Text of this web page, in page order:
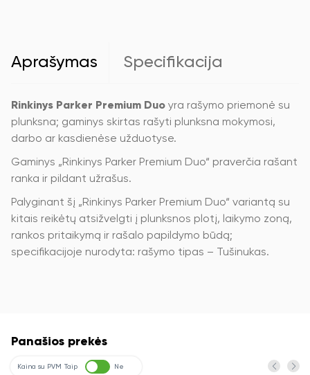
dėklas
Aprašymas Specifikacija
Rinkinys Parker Premium Duo yra rašymo priemonė su
plunksna; gaminys skirtas rašyti plunksna mokymosi,
darbo ar kasdienėse užduotyse.
Gaminys „Rinkinys Parker Premium Duo“ praverčia rašant
ranka ir pildant užrašus.
Palyginant šį „Rinkinys Parker Premium Duo“ variantą su
kitais reikėtų atsižvelgti į plunksnos plotį, laikymo zoną,
rankos pritaikymą ir rašalo papildymo būdą;
specifikacijoje nurodyta: rašymo tipas – Tušinukas.
Panašios prekės
Kaina su PVM Taip Ne